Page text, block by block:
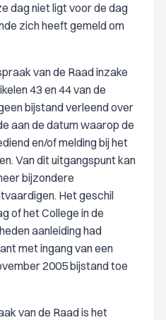
dag niet ligt voor de dag
zich heeft gemeld om
van de Raad inzake
43 en 44 van de
bijstand verleend over
aan de datum waarop de
en/of melding bij het
Van dit uitgangspunt kan
bijzondere
Het geschil
of het College in de
aanleiding had
met ingang van een
2005 bijstand toe
van de Raad is het